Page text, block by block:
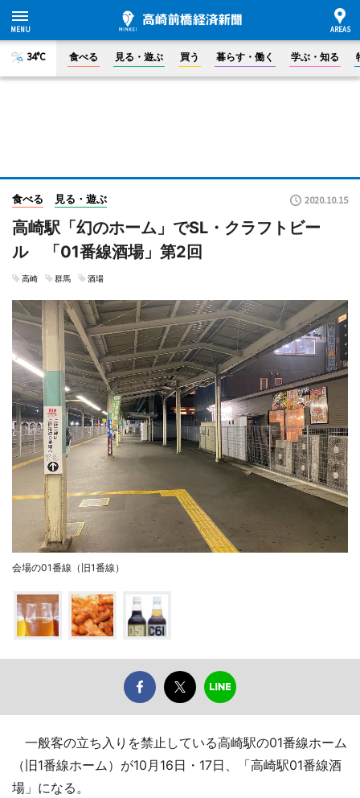
34°C 食べる 見る・遊ぶ 買う 暮らす・働く 学ぶ・知る
食べる 見る・遊ぶ 2020.10.15
高崎駅「幻のホーム」でSL・クラフトビー
ル 「01番線酒場」第2回
高崎 群馬 酒場
会場の01番線（旧1番線）
一般客の立ち入りを禁止している高崎駅の01番線ホーム
（旧1番線ホーム）が10月16日・17日、「高崎駅01番線酒
場」になる。